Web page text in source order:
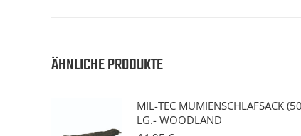
ÄHNLICHE PRODUKTE
MIL-TEC MUMIENSCHLAFSACK
LG.- WOODLAND